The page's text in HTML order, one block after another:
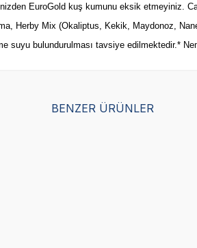
EuroGold kuş kumunu eksik etmeyiniz.
Herby Mix (Okaliptus, Kekik, Maydonoz,
bulundurulması tavsiye edilmektedir.*
BENZER ÜRÜNLER